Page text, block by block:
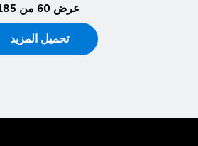
عرض 60 من 185
تحميل المزيد